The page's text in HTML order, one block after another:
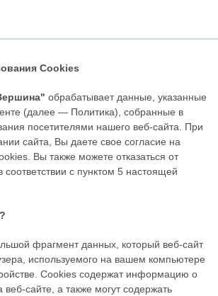
Cookies
обрабатывает данные, указанные
(далее — Политика), собранные в
посетителями нашего веб-сайта. При
сайта, Вы даете свое согласие на
Вы также можете отказаться от
соответствии с пунктом 5 настоящей
фрагмент данных, который веб-сайт
используемого на вашем компьютере
Cookies содержат информацию о
сайте, а также могут содержать